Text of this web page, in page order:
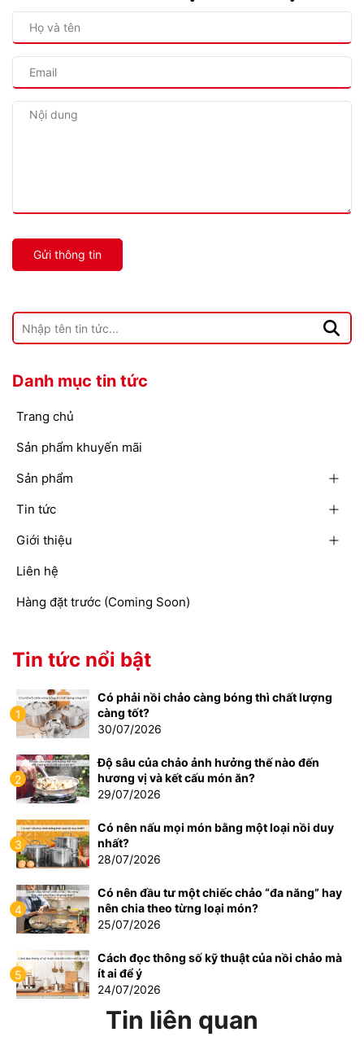
Gửi thông tin
Danh mục tin tức
Trang chủ
Sản phẩm khuyến mãi
Sản phẩm
Tin tức
Giới thiệu
Liên hệ
Hàng đặt trước (Coming Soon)
Tin tức nổi bật
1
Có phải nồi chảo càng bóng thì chất lượng
càng tốt?
30/07/2026
2
Độ sâu của chảo ảnh hưởng thế nào đến
hương vị và kết cấu món ăn?
29/07/2026
3
Có nên nấu mọi món bằng một loại nồi duy
nhất?
28/07/2026
4
Có nên đầu tư một chiếc chảo “đa năng” hay
nên chia theo từng loại món?
25/07/2026
5
Cách đọc thông số kỹ thuật của nồi chảo mà
ít ai để ý
24/07/2026
Tin liên quan